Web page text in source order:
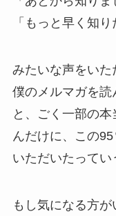
「もっと早く知
みたいな声をいた
僕のメルマガを
と、ごく一部の
んだけに、この
いただいたってい
もし気になる方